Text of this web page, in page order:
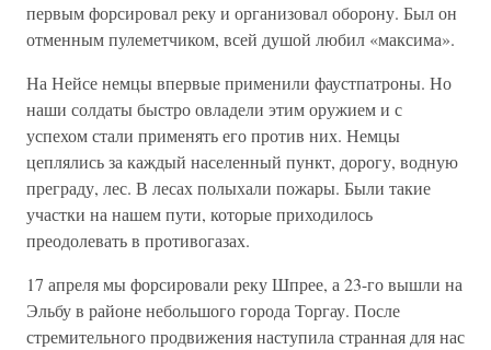
первым форсировал реку и организовал оборону. Был он
отменным пулеметчиком, всей душой любил «максима».
На Нейсе немцы впервые применили фаустпатроны. Но
наши солдаты быстро овладели этим оружием и с
успехом стали применять его против них. Немцы
цеплялись за каждый населенный пункт, дорогу, водную
преграду, лес. В лесах полыхали пожары. Были такие
участки на нашем пути, которые приходилось
преодолевать в противогазах.
17 апреля мы форсировали реку Шпрее, а 23-го вышли на
Эльбу в районе небольшого города Торгау. После
стремительного продвижения наступила странная для нас